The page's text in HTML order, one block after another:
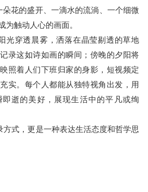
朵花的盛开、一滴水的流淌、一个细微
为触动人心的画面。
光穿透晨雾，洒落在晶莹剔透的草地
录这如诗如画的瞬间；傍晚的夕阳将
照着人们下班归家的身影，短视频定
实。每个人都能从独特视角出发，用
逝的美好，展现生活中的平凡或绚
方式，更是一种表达生活态度和哲学思